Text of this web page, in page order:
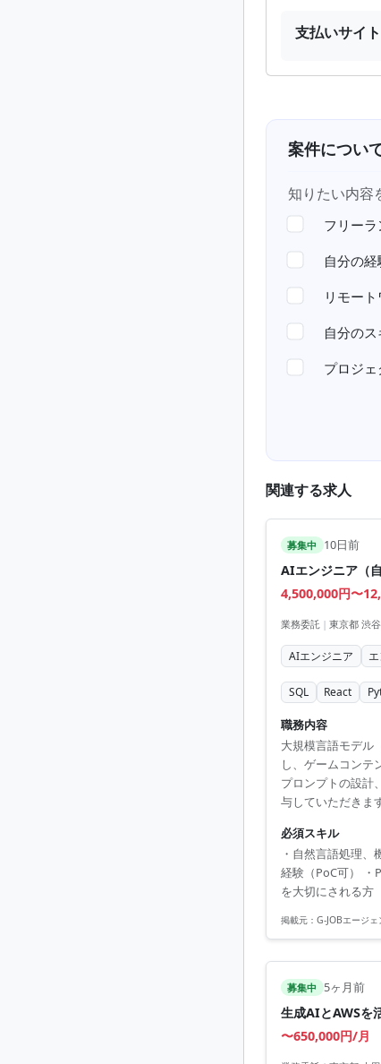
支払いサイト
案件につい
知りたい内容
フリー
自分の
リモー
自分の
プロジ
関連する求人
募集中 10日前
AIエンジニア（
4,500,000円〜
業務委託 | 東京都 渋
AIエンジニア
SQL React
職務内容
大規模言語モデル
し、ゲームコンテ
プロンプトの設計
与していただきま
必須スキル
・自然言語処理
経験（PoC可） ・
を大切にされる方
掲載元： G-JOBエージェ
募集中 5ヶ月前
生成AIとAWSを
〜650,000円/月